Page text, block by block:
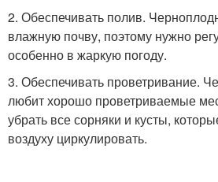
2. Обеспечивать полив.
влажную почву, поэтому нужно
особенно в жаркую погоду.
3. Обеспечивать проветривание.
любит хорошо проветриваемые
убрать все сорняки и кусты,
воздуху циркулировать.